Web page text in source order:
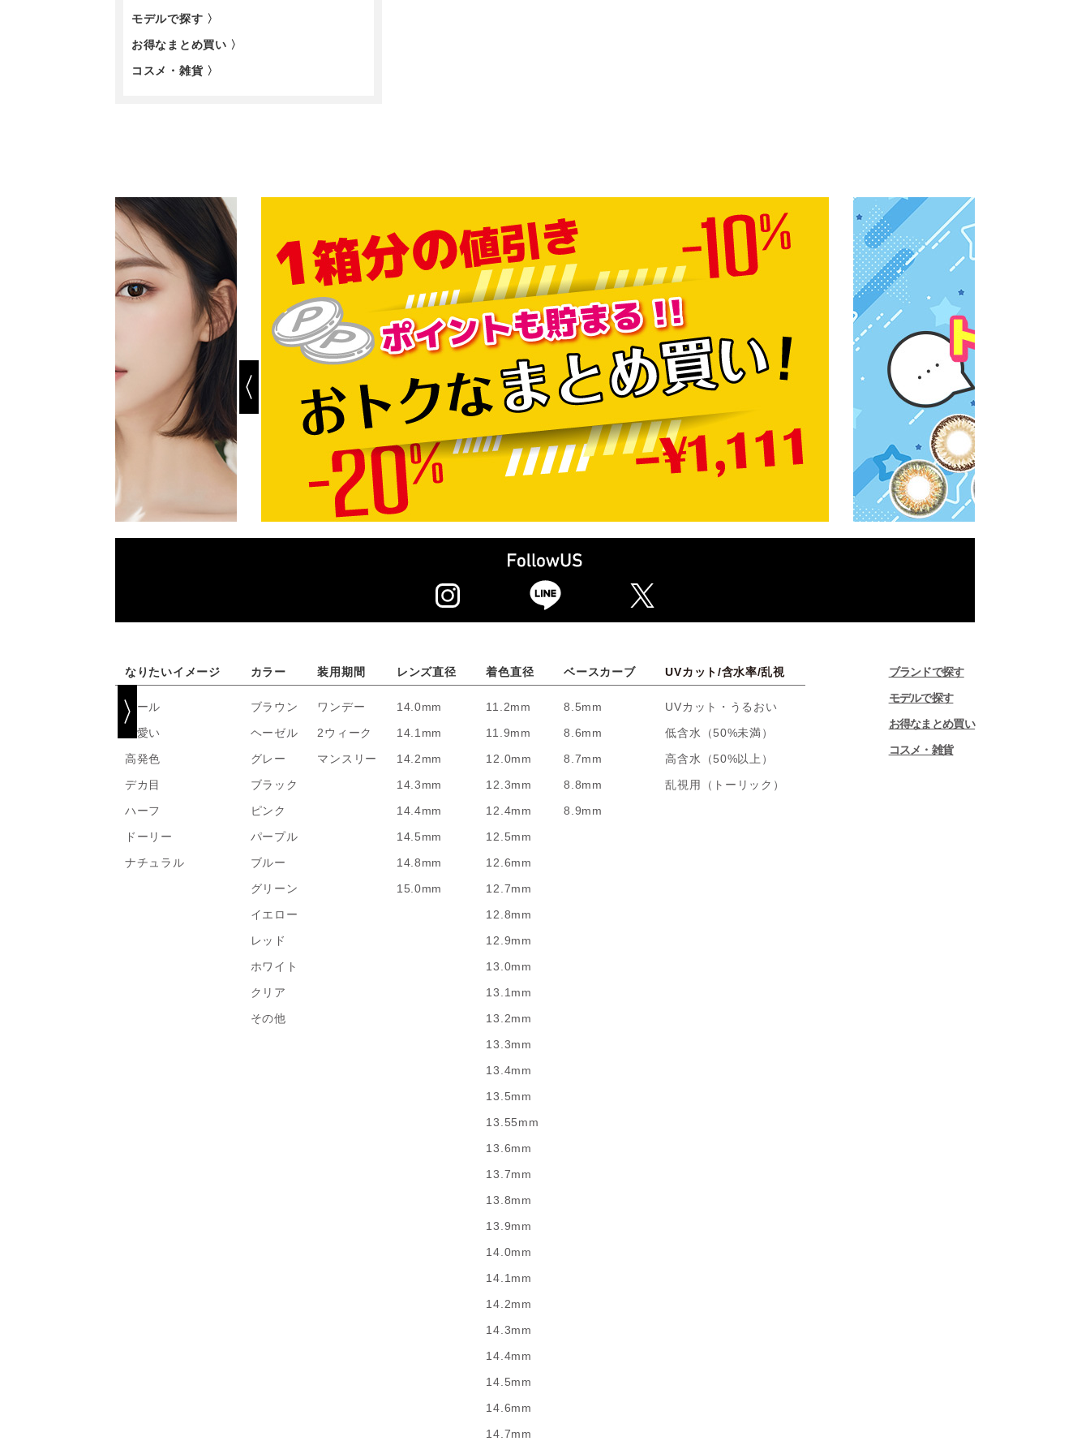
モデルで探す 〉
お得なまとめ買い 〉
コスメ・雑貨 〉
なりたいイメージ
クール
可愛い
高発色
デカ目
ハーフ
ドーリー
ナチュラル
カラー
ブラウン
ヘーゼル
グレー
ブラック
ピンク
パープル
ブルー
グリーン
イエロー
レッド
ホワイト
クリア
その他
装用期間
ワンデー
2ウィーク
マンスリー
レンズ直径
14.0mm
14.1mm
14.2mm
14.3mm
14.4mm
14.5mm
14.8mm
15.0mm
着色直径
11.2mm
11.9mm
12.0mm
12.3mm
12.4mm
12.5mm
12.6mm
12.7mm
12.8mm
12.9mm
13.0mm
13.1mm
13.2mm
13.3mm
13.4mm
13.5mm
13.55mm
13.6mm
13.7mm
13.8mm
13.9mm
14.0mm
14.1mm
14.2mm
14.3mm
14.4mm
14.5mm
14.6mm
14.7mm
ベースカーブ
8.5mm
8.6mm
8.7mm
8.8mm
8.9mm
UVカット/含水率/乱視
UVカット・うるおい
低含水（50%未満）
高含水（50%以上）
乱視用（トーリック）
ブランドで探す
モデルで探す
お得なまとめ買い
コスメ・雑貨